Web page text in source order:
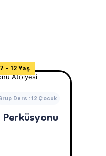
7 - 12 Yaş
Ders : 12 Çocuk